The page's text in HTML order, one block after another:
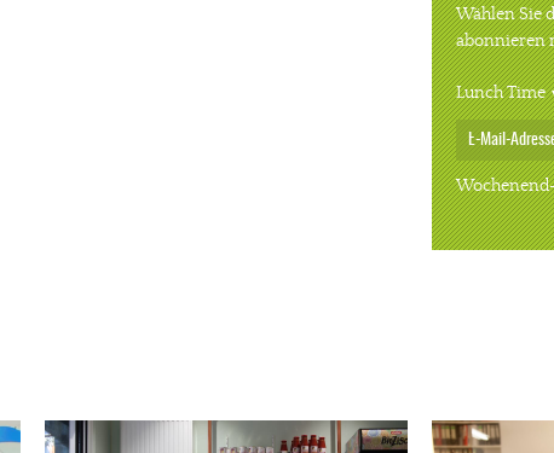
Wählen Sie
abonnieren
Lunch Time